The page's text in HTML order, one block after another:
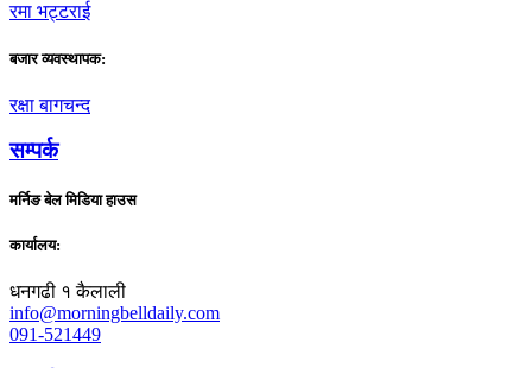
रमा भट्टराई
बजार व्यवस्थापक:
रक्षा बागचन्द
सम्पर्क
मर्निङ बेल मिडिया हाउस
कार्यालय:
धनगढी १ कैलाली
info@morningbelldaily.com
091-521449